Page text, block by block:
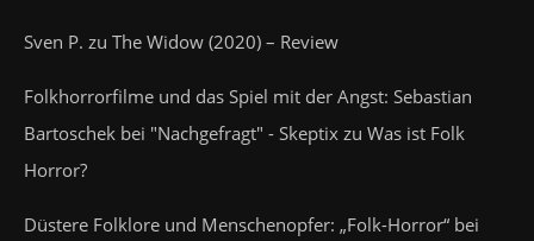
Sven P. zu The Widow (2020) – Review
Folkhorrorfilme und das Spiel mit der Angst: Sebastian
Bartoschek bei "Nachgefragt" - Skeptix zu Was ist Folk
Horror?
Düstere Folklore und Menschenopfer: „Folk-Horror“ bei